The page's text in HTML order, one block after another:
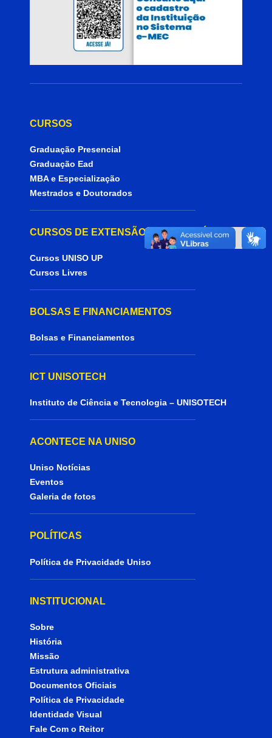
CURSOS
Graduação Presencial
Graduação Ead
MBA e Especialização
Mestrados e Doutorados
CURSOS DE EXTENSÃO UNIVERSITÁRIA
Cursos UNISO UP
Cursos Livres
BOLSAS E FINANCIAMENTOS
Bolsas e Financiamentos
ICT UNISOTECH
Instituto de Ciência e Tecnologia – UNISOTECH
ACONTECE NA UNISO
Uniso Notícias
Eventos
Galeria de fotos
POLÍTICAS
Política de Privacidade Uniso
INSTITUCIONAL
Sobre
História
Missão
Estrutura administrativa
Documentos Oficiais
Política de Privacidade
Identidade Visual
Fale Com o Reitor